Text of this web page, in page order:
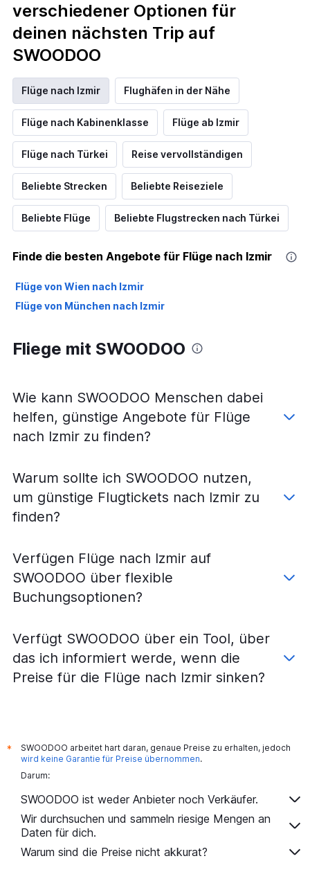
verschiedener Optionen für
deinen nächsten Trip auf
SWOODOO
Flüge nach Izmir Flughäfen in der Nähe
Flüge nach Kabinenklasse Flüge ab Izmir
Flüge nach Türkei Reise vervollständigen
Beliebte Strecken Beliebte Reiseziele
Beliebte Flüge Beliebte Flugstrecken nach Türkei
Finde die besten Angebote für Flüge nach Izmir
Flüge von Wien nach Izmir
Flüge von München nach Izmir
Fliege mit SWOODOO
Wie kann SWOODOO Menschen dabei
helfen, günstige Angebote für Flüge
nach Izmir zu finden?
Warum sollte ich SWOODOO nutzen,
um günstige Flugtickets nach Izmir zu
finden?
Verfügen Flüge nach Izmir auf
SWOODOO über flexible
Buchungsoptionen?
Verfügt SWOODOO über ein Tool, über
das ich informiert werde, wenn die
Preise für die Flüge nach Izmir sinken?
*
SWOODOO arbeitet hart daran, genaue Preise zu erhalten, jedoch
wird keine Garantie für Preise übernommen.
Darum:
SWOODOO ist weder Anbieter noch Verkäufer.
Wir durchsuchen und sammeln riesige Mengen an
Daten für dich.
Warum sind die Preise nicht akkurat?